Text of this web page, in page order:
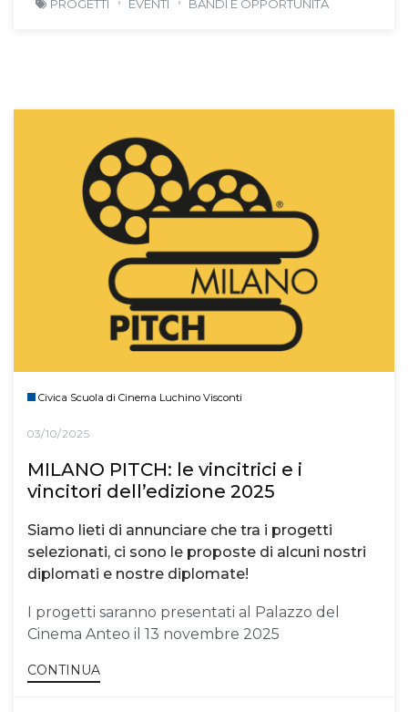
PROGETTI EVENTI BANDI E OPPORTUNITÀ
Civica Scuola di Cinema Luchino Visconti
03/10/2025
MILANO PITCH: le vincitrici e i
vincitori dell’edizione 2025
Siamo lieti di annunciare che tra i progetti
selezionati, ci sono le proposte di alcuni nostri
diplomati e nostre diplomate!
I progetti saranno presentati al Palazzo del
Cinema Anteo il 13 novembre 2025
CONTINUA